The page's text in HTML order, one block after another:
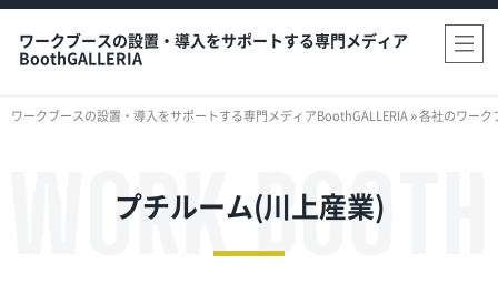
ワークブースの設置・導入をサポートする専門メディア
BoothGALLERIA
ワークブースの設置・導入をサポートする専門メディアBoothGALLERIA»各社のワーク
プチルーム(川上産業)